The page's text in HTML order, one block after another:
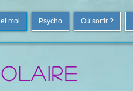
moi Psycho Où sortir ?